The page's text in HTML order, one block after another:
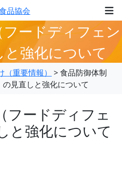
ードディフェン
強化について
（重要情報） >食品防御体制
の見直しと強化について
フードディフェ
と強化について